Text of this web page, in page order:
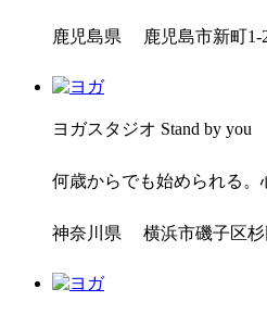
鹿児島県 鹿児島市新町1-
ヨガスタジオ Stand by you
何歳からでも始められる。
神奈川県 横浜市磯子区杉